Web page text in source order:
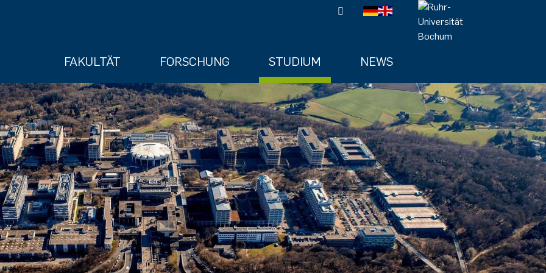
FAKULTÄT FORSCHUNG STUDIUM NEWS